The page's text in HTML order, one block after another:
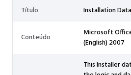
Título
Installation
Conteúdo
Microsoft
(English) 2007
This Installer